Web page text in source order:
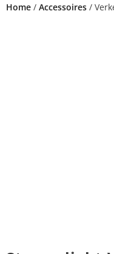
Home / Accessoires /